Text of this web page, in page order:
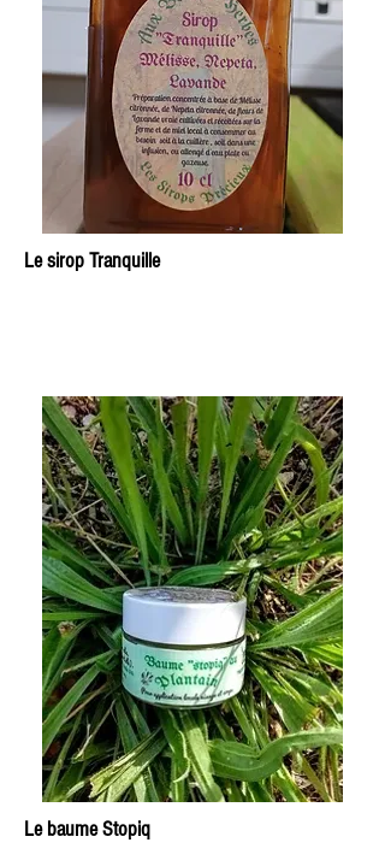
Le sirop Tranquille
Le baume Stopiq